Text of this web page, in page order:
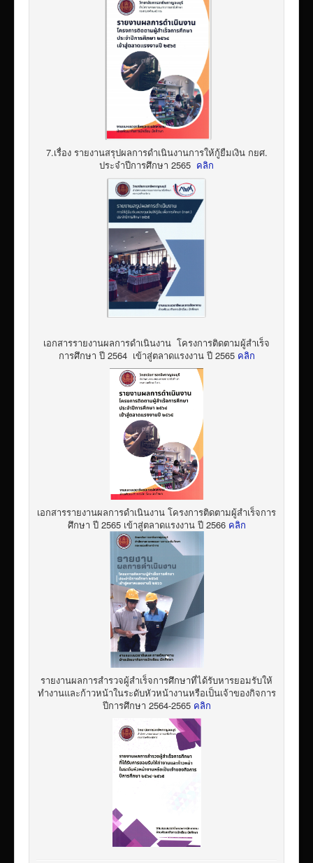
7.เรื่อง รายงานสรุปผลการดำเนินงานการให้กู้ยืมเงิน กยศ.
ประจำปีการศึกษา 2565 คลิก
เอกสารรายงานผลการดำเนินงาน โครงการติดตามผู้สำเร็จ
การศึกษา ปี 2564 เข้าสู่ตลาดแรงงาน ปี 2565 คลิก
เอกสารรายงานผลการดำเนินงาน โครงการติดตามผู้สำเร็จการ
ศึกษา ปี 2565 เข้าสู่ตลาดแรงงาน ปี 2566 คลิก
รายงานผลการสำรวจผู้สำเร็จการศึกษาที่ได้รับหารยอมรับให้
ทำงานและก้าวหน้าในระดับหัวหน้างานหรือเป็นเจ้าของกิจการ
ปีการศึกษา 2564-2565 คลิก